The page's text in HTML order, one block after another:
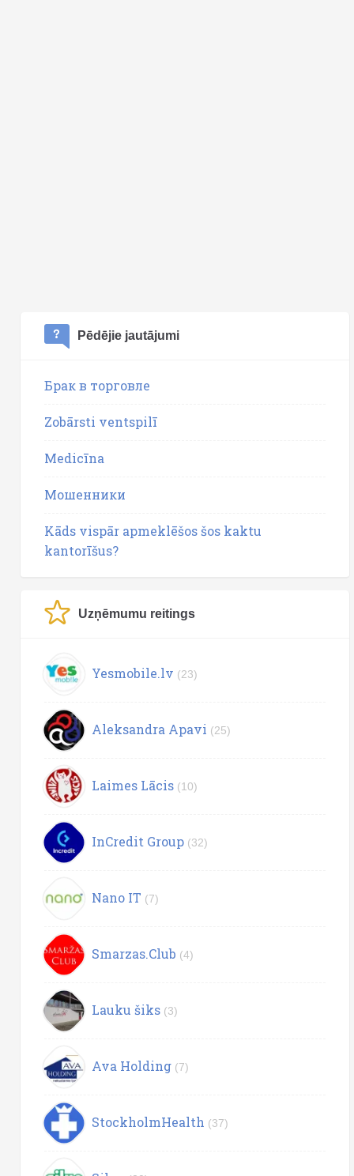
Pēdējie jautājumi
Брак в торговле
Zobārsti ventspilī
Medicīna
Мошенники
Kāds vispār apmeklēšos šos kaktu
kantorīšus?
Uzņēmumu reitings
Yesmobile.lv (23)
Aleksandra Apavi (25)
Laimes Lācis (10)
InCredit Group (32)
Nano IT (7)
Smarzas.Club (4)
Lauku šiks (3)
Ava Holding (7)
StockholmHealth (37)